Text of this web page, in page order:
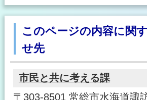
このページの内容に関
せ先
市民と共に考える課
〒303-8501 常総市水海道諏